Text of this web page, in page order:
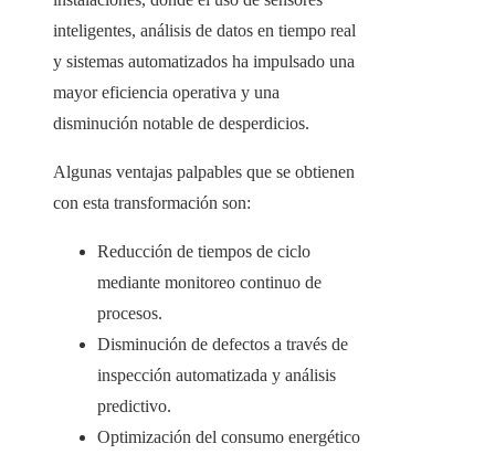
inteligentes, análisis de datos en tiempo real
y sistemas automatizados ha impulsado una
mayor eficiencia operativa y una
disminución notable de desperdicios.
Algunas ventajas palpables que se obtienen
con esta transformación son:
Reducción de tiempos de ciclo
mediante monitoreo continuo de
procesos.
Disminución de defectos a través de
inspección automatizada y análisis
predictivo.
Optimización del consumo energético